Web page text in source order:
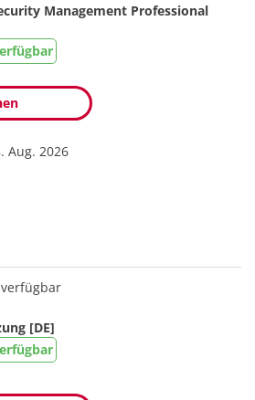
Management Professional
Aug. 2026
[DE]